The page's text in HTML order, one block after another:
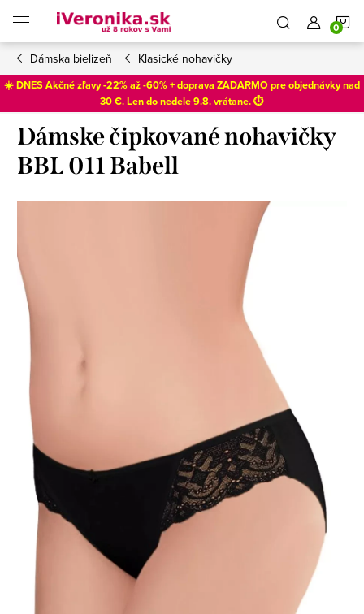
obsah
Dámska bielizeň Klasické nohavičky
☀️ DNES Akčné zľavy -22% až -60% + doprava ZADARMO pre objednávky nad
30 €. Len donedele 9.8. vrátane. ⏱️
Dámske čipkované nohavičky
BBL 011 Babell